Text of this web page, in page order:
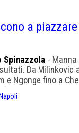
a
Spinazzola -
Da Milinkovic
e Ngonge fino a
gli esuberi in casa
Napoli